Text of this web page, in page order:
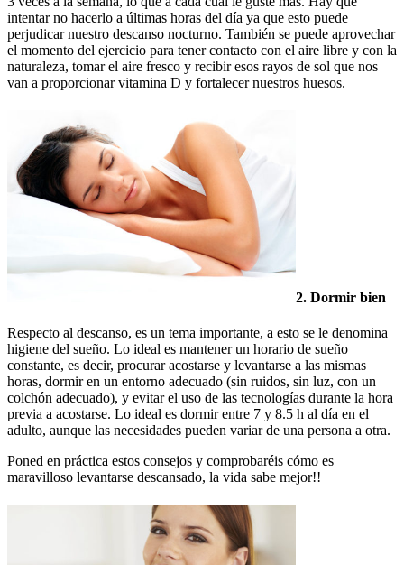
intentar no hacerlo a últimas horas del día ya que esto puede
perjudicar nuestro descanso nocturno. También se puede aprovechar
el momento del ejercicio para tener contacto con el aire libre y con la
naturaleza, tomar el aire fresco y recibir esos rayos de sol que nos
van a proporcionar vitamina D y fortalecer nuestros huesos.
2. Dormir bien
Respecto al descanso, es un tema importante, a esto se le denomina
higiene del sueño. Lo ideal es mantener un horario de sueño
constante, es decir, procurar acostarse y levantarse a las mismas
horas, dormir en un entorno adecuado (sin ruidos, sin luz, con un
colchón adecuado), y evitar el uso de las tecnologías durante la hora
previa a acostarse. Lo ideal es dormir entre 7 y 8.5 h al día en el
adulto, aunque las necesidades pueden variar de una persona a otra.
Poned en práctica estos consejos y comprobaréis cómo es
maravilloso levantarse descansado, la vida sabe mejor!!